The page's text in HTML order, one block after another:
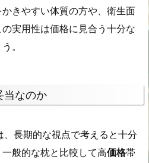
きやすい体質の方や、衛生面
実用性は価格に見合う十分な
。
当なのか
長期的な視点で考えると十分
般的な枕と比較して高価格帯